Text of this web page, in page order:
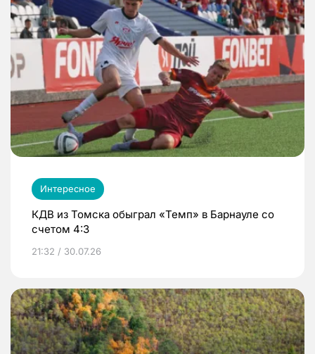
Интересное
КДВ из Томска обыграл «Темп» в Барнауле со
счетом 4:3
21:32 / 30.07.26